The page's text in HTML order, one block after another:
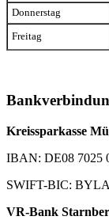
Donnerstag
Freitag
Kreissparkasse
IBAN: DE08 7025
SWIFT-BIC:
VR-Bank